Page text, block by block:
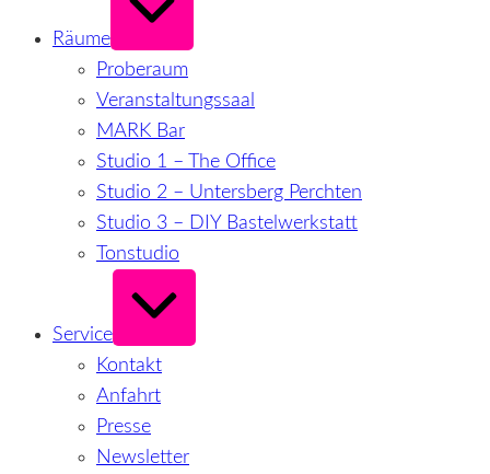
Räume
Proberaum
Veranstaltungssaal
MARK Bar
Studio 1 – The Office
Studio 2 – Untersberg Perchten
Studio 3 – DIY Bastelwerkstatt
Tonstudio
Service
Erweitern
Kontakt
Anfahrt
Presse
Newsletter